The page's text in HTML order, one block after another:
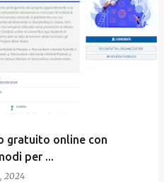
gratuito online con
per ...
2024